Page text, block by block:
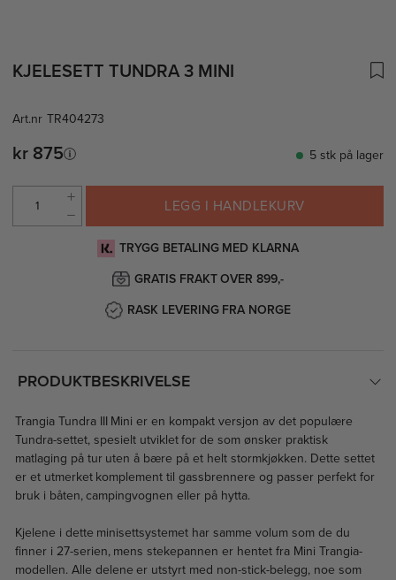
KJELESETT TUNDRA 3 MINI
Art.nr TR404273
kr 875 5 stk på lager
LEGG I HANDLEKURV
TRYGG BETALING MED KLARNA
GRATIS FRAKT OVER 899,-
RASK LEVERING FRA NORGE
PRODUKTBESKRIVELSE
Trangia Tundra III Mini er en kompakt versjon av det populære
Tundra-settet, spesielt utviklet for de som ønsker praktisk
matlaging på tur uten å bære på et helt stormkjøkken. Dette settet
er et utmerket komplement til gassbrennere og passer perfekt for
bruk i båten, campingvognen eller på hytta.
Kjelene i dette minisettsystemet har samme volum som de du
finner i 27-serien, mens stekepannen er hentet fra Mini Trangia-
modellen. Alle delene er utstyrt med non-stick-belegg, noe som